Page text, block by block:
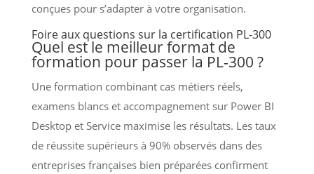
conçues pour s’adapter à votre organisation.
Foire aux questions sur la certification PL-300
Quel est le meilleur format de
formation pour passer la PL-300 ?
Une formation combinant cas métiers réels,
examens blancs et accompagnement sur Power BI
Desktop et Service maximise les résultats. Les taux
de réussite supérieurs à 90% observés dans des
entreprises françaises bien préparées confirment